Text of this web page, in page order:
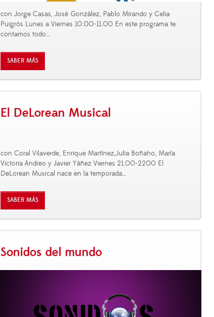
con Jorge Casas, José González, Pablo Mirando y Celia
Puigrós Lunes a Viernes 10.00-11.00 En este programa te
contamos todo…
SABER MÁS
El DeLorean Musical
con Coral Vilaverde, Enrique Martínez,Julia Boñaho, María
Victoria Andreo y Javier Yáñez Viernes 21.00-2200 El
DeLorean Musical nace en la temporada…
SABER MÁS
Sonidos del mundo